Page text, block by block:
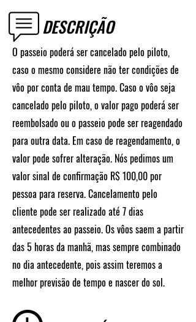
DESCRIÇÃO
O passeio poderá ser cancelado pelo piloto,
caso o mesmo considere não ter condições de
vôo por conta de mau tempo. Caso o vôo seja
cancelado pelo piloto, o valor pago poderá ser
reembolsado ou o passeio pode ser reagendado
para outra data. Em caso de reagendamento, o
valor pode sofrer alteração. Nós pedimos um
valor sinal de confirmação R$ 100,00 por
pessoa para reserva. Cancelamento pelo
cliente pode ser realizado até 7 dias
antecedentes ao passeio. Os vôos saem a partir
das 5 horas da manhã, mas sempre combinado
no dia antecedente, pois assim teremos a
melhor previsão de tempo e nascer do sol.